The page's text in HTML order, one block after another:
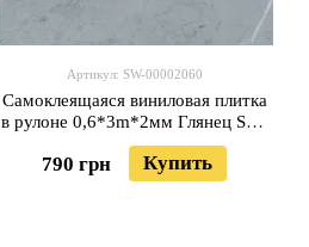
Артикул: SW-00002060
Самоклеящаяся виниловая плитка
в рулоне 0,6*3m*2мм Глянец SW-
00002060
790 грн Купить